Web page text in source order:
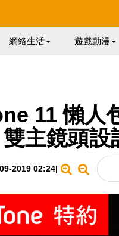
網絡生活 遊戲動漫
11 懶
雙主鏡頭
2019 02:24|